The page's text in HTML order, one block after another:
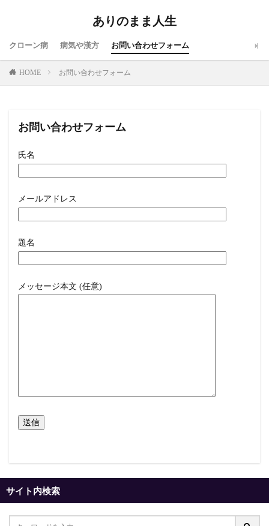
ありのまま人生
クローン病 病気や漢方 お問い合わせフォーム
HOME お問い合わせフォーム
お問い合わせフォーム
氏名
メールアドレス
題名
メッセージ本文 (任意)
サイト内検索